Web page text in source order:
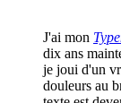
J'ai mon
dix ans
je joui d'un
douleurs au